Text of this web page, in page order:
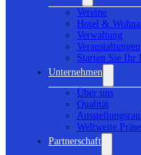
Vereine
Hotel &
Verwaltung
Veranstaltungen
Starten Sie Ihr
Unternehmen
Über uns
Qualität
Weltweite
Partnerschaft